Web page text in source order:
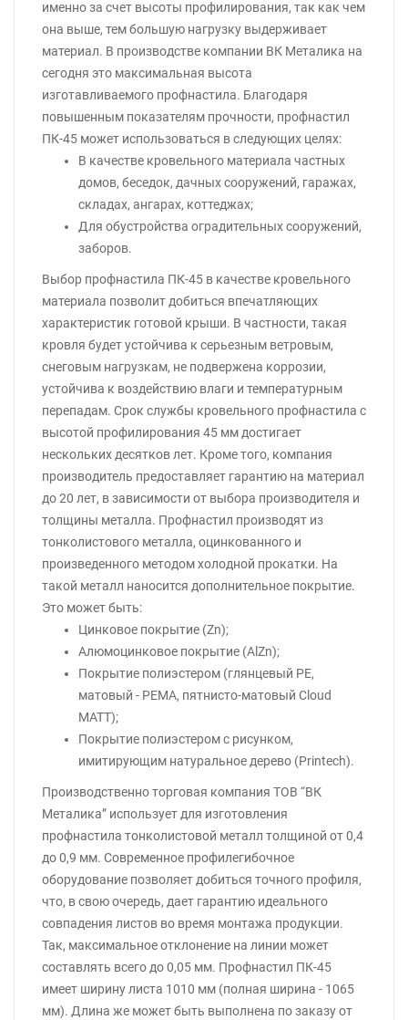
именно за счет высоты профилирования, так как чем
она выше, тем большую нагрузку выдерживает
материал. В производстве компании ВК Металика на
сегодня это максимальная высота
изготавливаемого профнастила. Благодаря
повышенным показателям прочности, профнастил
ПК-45 может использоваться в следующих целях:
В качестве кровельного материала частных
домов, беседок, дачных сооружений, гаражах,
складах, ангарах, коттеджах;
Для обустройства оградительных сооружений,
заборов.
Выбор профнастила ПК-45 в качестве кровельного
материала позволит добиться впечатляющих
характеристик готовой крыши. В частности, такая
кровля будет устойчива к серьезным ветровым,
снеговым нагрузкам, не подвержена коррозии,
устойчива к воздействию влаги и температурным
перепадам. Срок службы кровельного профнастила с
высотой профилирования 45 мм достигает
нескольких десятков лет. Кроме того, компания
производитель предоставляет гарантию на материал
до 20 лет, в зависимости от выбора производителя и
толщины металла. Профнастил производят из
тонколистового металла, оцинкованного и
произведенного методом холодной прокатки. На
такой металл наносится дополнительное покрытие.
Это может быть:
Цинковое покрытие (Zn);
Алюмоцинковое покрытие (AlZn);
Покрытие полиэстером (глянцевый РЕ,
матовый - РЕМА, пятнисто-матовый Cloud
MATT);
Покрытие полиэстером с рисунком,
имитирующим натуральное дерево (Printech).
Производственно торговая компания ТОВ “ВК
Металика” использует для изготовления
профнастила тонколистовой металл толщиной от 0,4
до 0,9 мм. Современное профилегибочное
оборудование позволяет добиться точного профиля,
что, в свою очередь, дает гарантию идеального
совпадения листов во время монтажа продукции.
Так, максимальное отклонение на линии может
составлять всего до 0,05 мм. Профнастил ПК-45
имеет ширину листа 1010 мм (полная ширина - 1065
мм). Длина же может быть выполнена по заказу от